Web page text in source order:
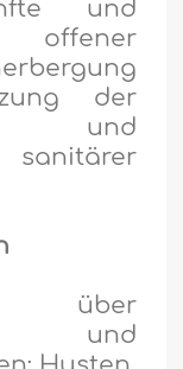
und
offener
der
und
über
und